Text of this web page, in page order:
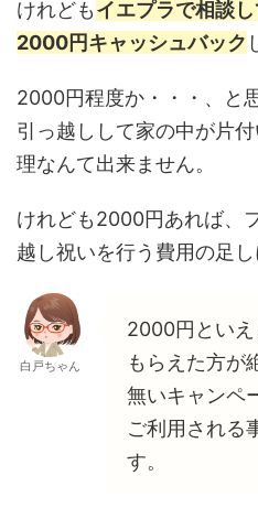
けれどもイエプラで相談
2000円キャッシュバック
2000円程度か・・・、と
引っ越しして家の中が片
理なんて出来ません。
けれども2000円あれば、
越し祝いを行う費用の足し
白戸ちゃん
2000円といえ
もらえた方が
無いキャンペ
ご利用される
す。